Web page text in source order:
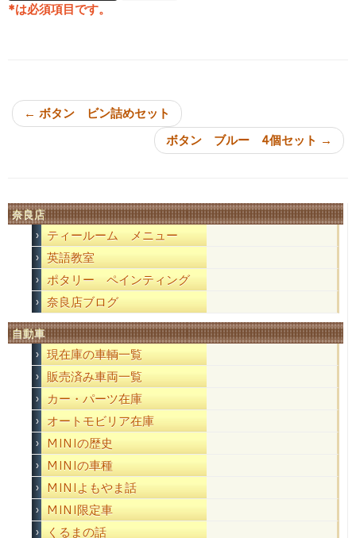
*は必須項目です。
← ボタン ビン詰めセット
ボタン ブルー 4個セット →
奈良店
ティールーム メニュー
英語教室
ポタリー ペインティング
奈良店ブログ
自動車
現在庫の車輌一覧
販売済み車両一覧
カー・パーツ在庫
オートモビリア在庫
MINIの歴史
MINIの車種
MINIよもやま話
MINI限定車
くるまの話